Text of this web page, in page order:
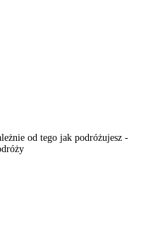
od tego jak podróżujesz -